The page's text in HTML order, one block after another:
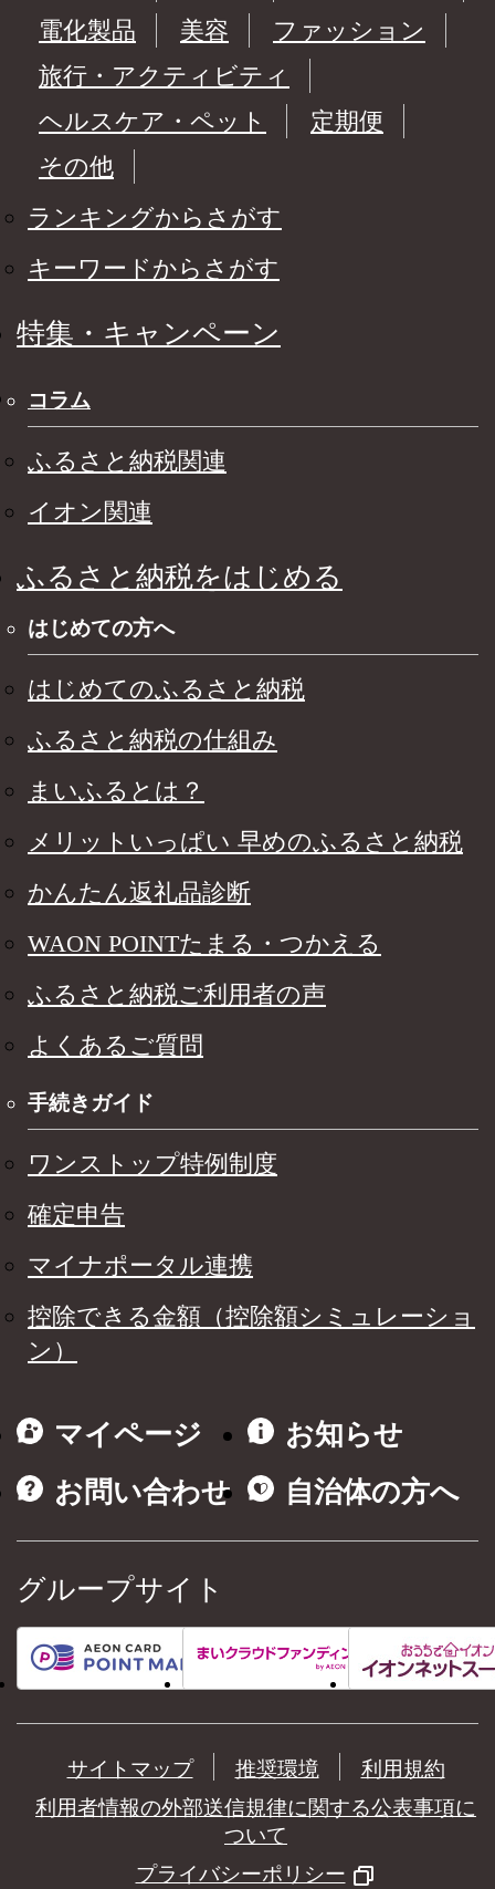
電化製品
美容
ファッション
旅行・アクティビティ
ヘルスケア・ペット
定期便
その他
ランキングからさがす
キーワードからさがす
特集・キャンペーン
コラム
ふるさと納税関連
イオン関連
ふるさと納税をはじめる
はじめての方へ
はじめてのふるさと納税
ふるさと納税の仕組み
まいふるとは？
メリットいっぱい 早めのふるさと納税
かんたん返礼品診断
WAON POINTたまる・つかえる
ふるさと納税ご利用者の声
よくあるご質問
手続きガイド
ワンストップ特例制度
確定申告
マイナポータル連携
控除できる金額（控除額シミュレーショ
ン）
マイページ
お知らせ
お問い合わせ
自治体の方へ
グループサイト
サイトマップ 推奨環境
利用規約
利用者情報の外部送信規律に関する公表事項に
ついて
プライバシーポリシー